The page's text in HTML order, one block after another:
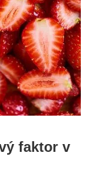
faktor v